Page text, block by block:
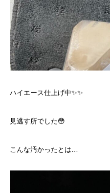
ハイエース仕上げ中✨✨
見逃す所でした😳
こんな汚かったとは…